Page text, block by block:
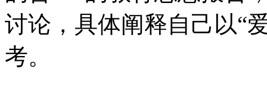
讨论，具体阐释自己以“
考。